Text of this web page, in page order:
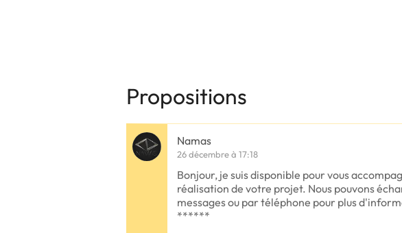
Propositions
Namas
26 décembre à 17:18
Bonjour, je suis disponible pour vous
réalisation de votre projet. Nous pouvons
messages ou par téléphone pour plus
******